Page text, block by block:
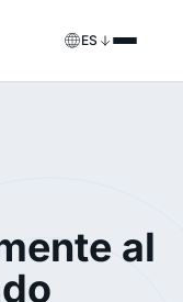
ES
de transformador
al